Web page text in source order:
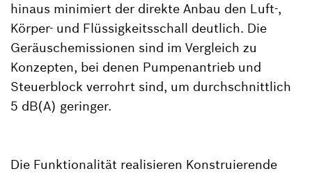
hinaus minimiert der direkte Anbau den Luft-,
Körper- und Flüssigkeitsschall deutlich. Die
Geräuschemissionen sind im Vergleich zu
Konzepten, bei denen Pumpenantrieb und
Steuerblock verrohrt sind, um durchschnittlich
5 dB(A) geringer.
Die Funktionalität realisieren Konstruierende